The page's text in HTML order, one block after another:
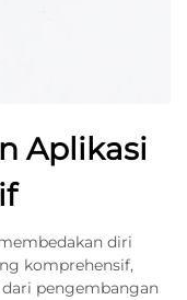
Aplikasi
diri
komprehensif,
pengembangan